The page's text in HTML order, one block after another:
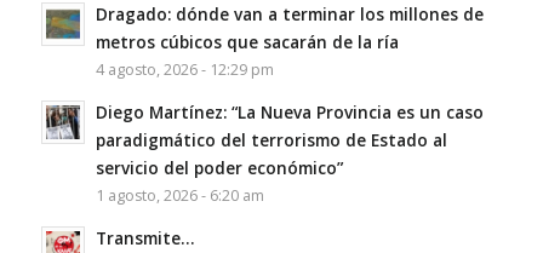
Dragado: dónde van a terminar los millones de
metros cúbicos que sacarán de la ría
4 agosto, 2026 - 12:29 pm
Diego Martínez: “La Nueva Provincia es un caso
paradigmático del terrorismo de Estado al
servicio del poder económico”
1 agosto, 2026 - 6:20 am
Transmite…